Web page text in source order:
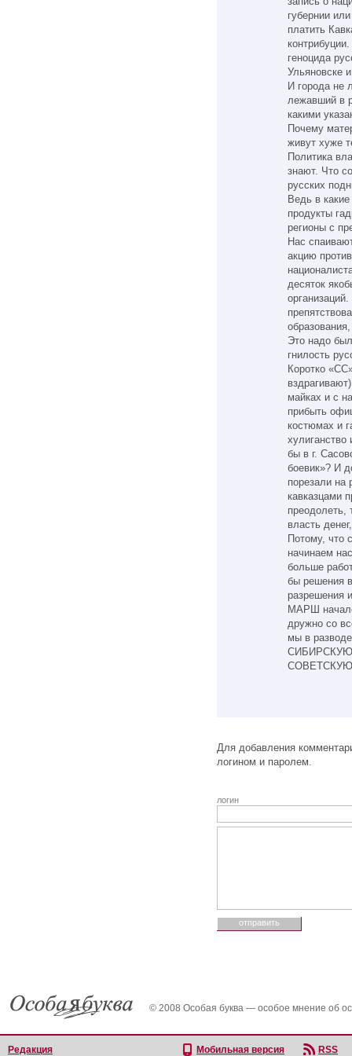
губернии
платить
геноцида
Ульяновске
И города не
лежавший в
какими
Почему
живут хуже
Политика
знают. Что
русских
Ведь в
продукты
регионы с
Нас
акцию
десяток
Это надо
гнилость
Коротко
майках и с
прибыть
костюмах и
хулиганство
бы в г.
боевик»? И
порезали на
кавказцами
преодолеть,
власть
Потому, что
начинаем
больше
бы решения
разрешения
МАРШ
дружно со
мы в
Для добавления
логином и паролем.
логин
© 2008 Особая буква — особое мнение об
Редакция Мобильная версия
RSS